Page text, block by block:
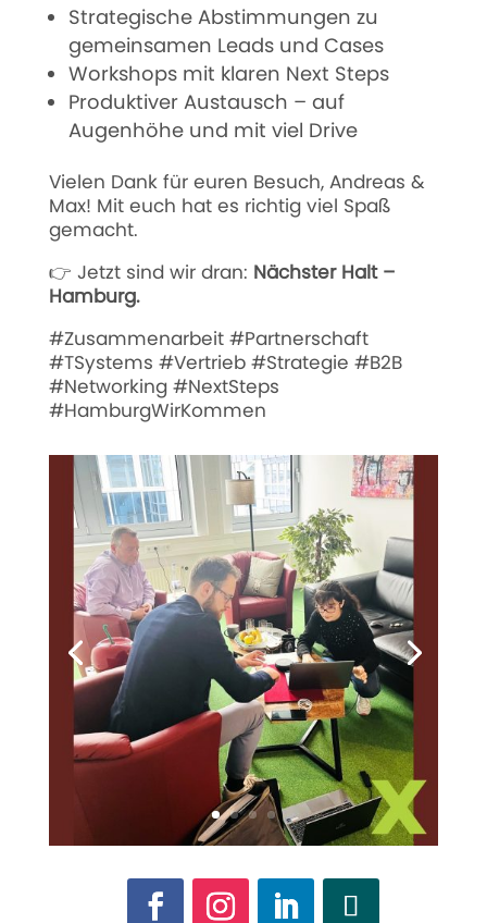
Strategische Abstimmungen zu
gemeinsamen Leads und Cases
Workshops mit klaren Next Steps
Produktiver Austausch – auf
Augenhöhe und mit viel Drive
Vielen Dank für euren Besuch, Andreas &
Max! Mit euch hat es richtig viel Spaß
gemacht.
👉 Jetzt sind wir dran: Nächster Halt –
Hamburg.
#Zusammenarbeit #Partnerschaft
#TSystems #Vertrieb #Strategie #B2B
#Networking #NextSteps
#HamburgWirKommen